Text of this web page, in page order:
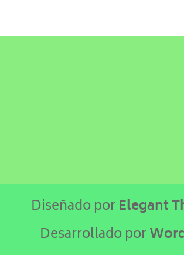
Diseñado porElegant
Desarrollado por